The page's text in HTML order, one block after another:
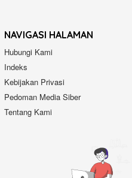
NAVIGASI HALAMAN
Hubungi Kami
Indeks
Kebijakan Privasi
Pedoman Media Siber
Tentang Kami